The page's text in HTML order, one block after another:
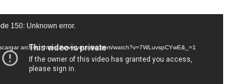
150: Unknown error.
archivo: https://www.youtube.com/watch?v=7WLuvspCYwE&_=1